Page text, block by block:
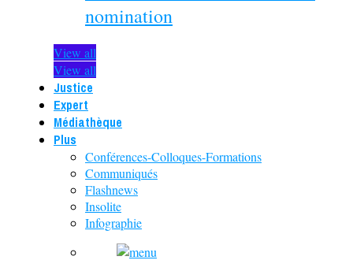
nomination
View all
View all
Justice
Expert
Médiathèque
Plus
Conférences-Colloques-Formations
Communiqués
Flashnews
Insolite
Infographie